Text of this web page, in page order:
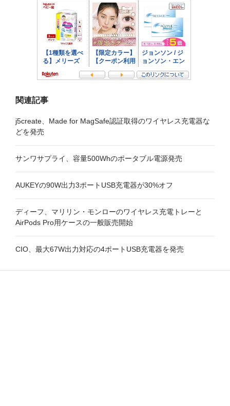
関連記事
j5create、Made for MagSafe認証取得のワイヤレス充電器な
どを発売
サンワサプライ、容量500Whのポータブル電源発売
AUKEYの90W出力3ポートUSB充電器が30%オフ
ディーフ、マリリン・モンローのワイヤレス充電トレーと
AirPods Pro用ケースの一般販売開始
CIO、最大67W出力対応の4ポートUSB充電器を発売